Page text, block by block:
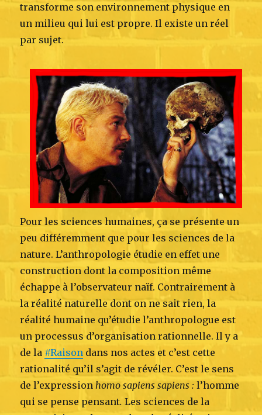
transforme son environnement physique en
un milieu qui lui est propre. Il existe un réel
par sujet.
Pour les sciences humaines, ça se présente un
peu différemment que pour les sciences de la
nature. L’anthropologie étudie en effet une
construction dont la composition même
échappe à l’observateur naïf. Contrairement à
la réalité naturelle dont on ne sait rien, la
réalité humaine qu’étudie l’anthropologue est
un processus d’organisation rationnelle. Il y a
de la #Raison dans nos actes et c’est cette
rationalité qu’il s’agit de révéler. C’est le sens
de l’expression homo sapiens sapiens :l’homme
qui se pense pensant.Les sciences de la